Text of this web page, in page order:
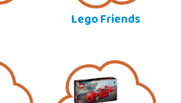
Lego Friends